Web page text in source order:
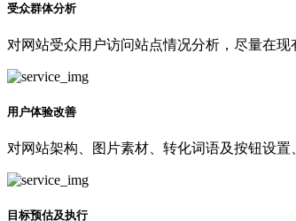
受众群体分析
对网站受众用户访问站点情况分析，尽量在
用户体验改善
对网站架构、图片素材、转化词语及按钮设
目标预估及执行